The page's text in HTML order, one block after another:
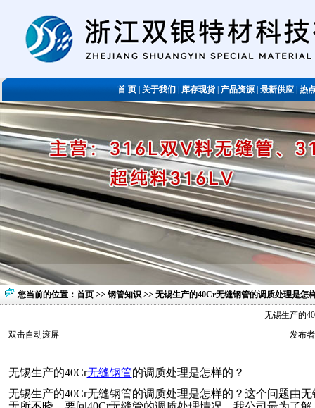
首 页关于我们库存现货|产品资源|最新供应|热
您当前的位置： 首页 >> 钢管知识 >> 无锡生产的40Cr无缝钢管的调质处理是怎
无锡生产的
双击自动滚屏
发布
无锡生产的40Cr无缝钢管的调质处理是怎样的？
无锡生产的40Cr无缝钢管的调质处理是怎样的？这个问题由